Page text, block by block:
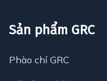
Sản phẩm GRC
Phào chỉ GRC